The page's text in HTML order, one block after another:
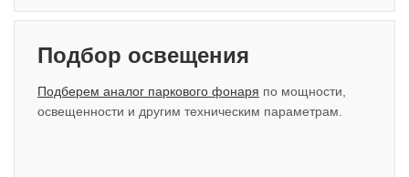
Подбор освещения
Подберем аналог паркового фонаря по мощности,
освещенности и другим техническим параметрам.